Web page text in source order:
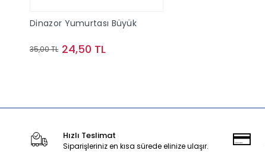
Dinazor Yumurtası Büyük
35,00 TL 24,50 TL
Hızlı Teslimat
Siparişleriniz en kısa sürede elinize ulaşır.